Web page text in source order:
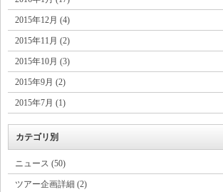
2015年12月 (4)
2015年11月 (2)
2015年10月 (3)
2015年9月 (2)
2015年7月 (1)
カテゴリ別
ニュース (50)
ツアー企画詳細 (2)